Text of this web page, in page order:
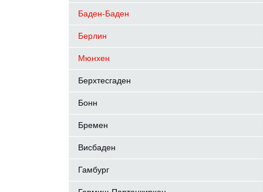
Баден-Баден
Берлин
Мюнхен
Берхтесгаден
Бонн
Бремен
Висбаден
Гамбург